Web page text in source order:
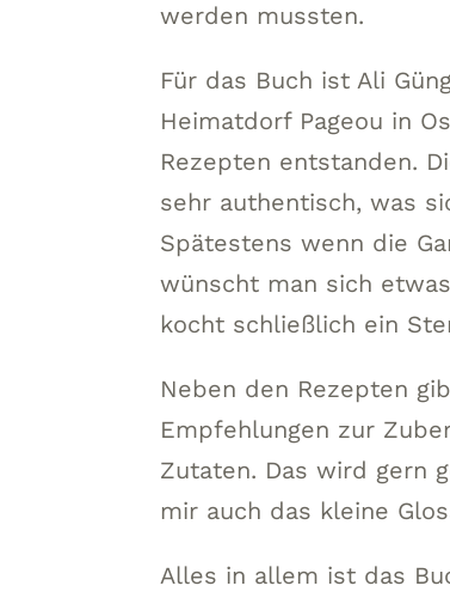
werden mussten.
Für das Buch ist Ali
Heimatdorf Pageou in
Rezepten entstanden.
sehr authentisch, was
Spätestens wenn die
wünscht man sich
kocht schließlich ein
Neben den Rezepten
Empfehlungen zur
Zutaten. Das wird gern
mir auch das kleine
Alles in allem ist das